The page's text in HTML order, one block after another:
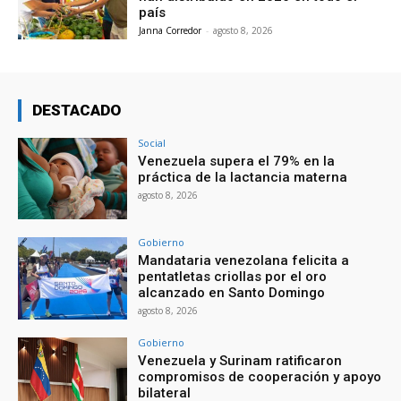
país
Janna Corredor - agosto 8, 2026
DESTACADO
Social
Venezuela supera el 79% en la
práctica de la lactancia materna
agosto 8, 2026
Gobierno
Mandataria venezolana felicita a
pentatletas criollas por el oro
alcanzado en Santo Domingo
agosto 8, 2026
Gobierno
Venezuela y Surinam ratificaron
compromisos de cooperación y apoyo
bilateral